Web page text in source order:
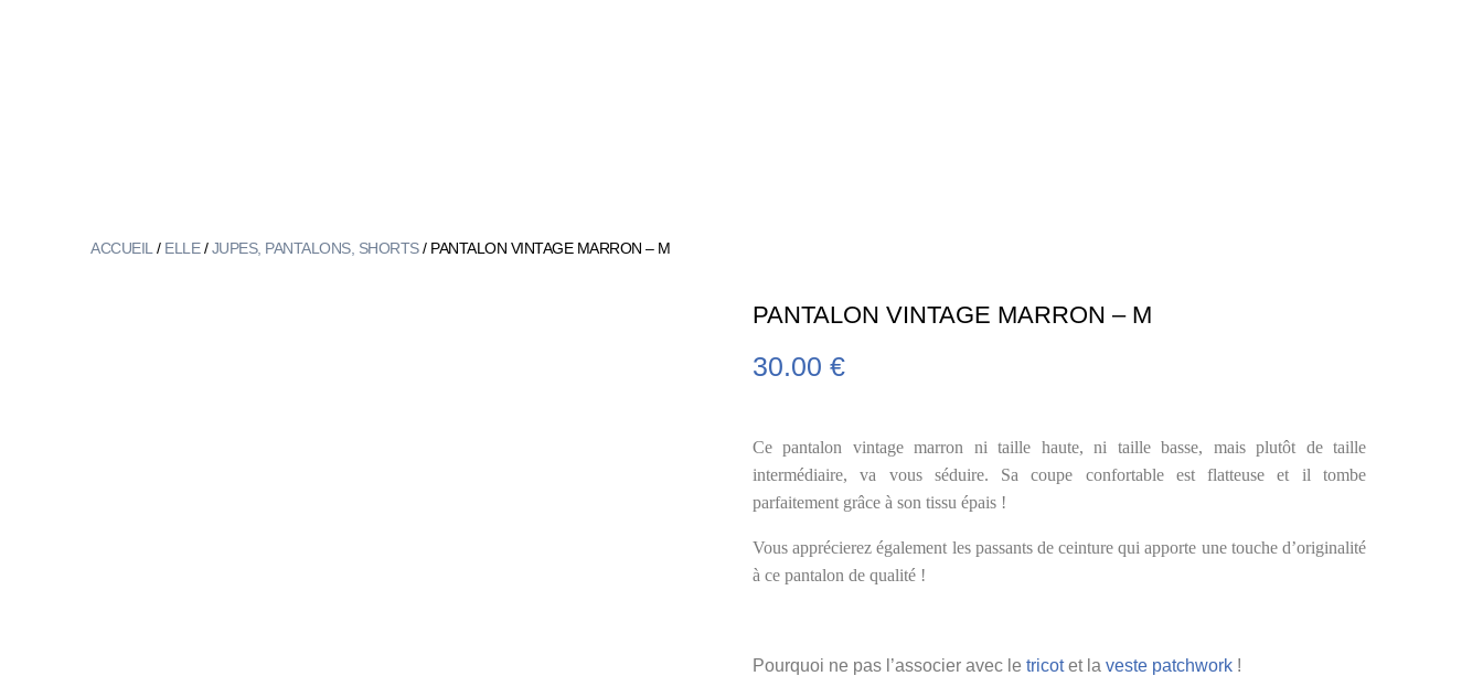
ACCUEIL / ELLE/JUPES, PANTALONS, SHORTS/ PANTALON VINTAGE MARRON – M
PANTALON VINTAGE MARRON – M
30.00 €
Ce pantalon vintage marron ni taille haute, ni taille basse, mais plutôt de taille
intermédiaire, va vous séduire. Sa coupe confortable est flatteuse et il tombe
parfaitement grâce à son tissu épais !
Vous apprécierez également les passants de ceinture qui apporte une touche d’originalité
à ce pantalon de qualité !
Pourquoi ne pas l’associer avec le tricotet la veste patchwork !